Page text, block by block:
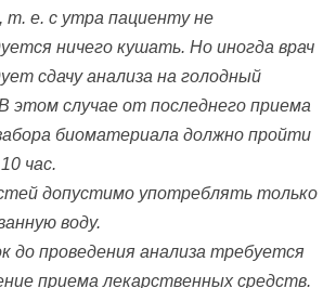
е. с утра пациенту не
ничего кушать. Но иногда врач
сдачу анализа на голодный
этом случае от последнего приема
биоматериала должно пройти
час.
допустимо употреблять только
воду.
до проведения анализа требуется
приема лекарственных средств.